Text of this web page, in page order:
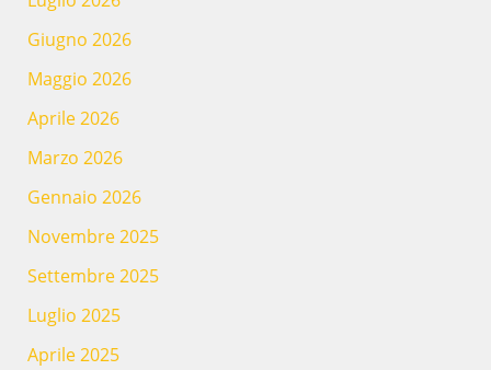
Giugno 2026
Maggio 2026
Aprile 2026
Marzo 2026
Gennaio 2026
Novembre 2025
Settembre 2025
Luglio 2025
Aprile 2025